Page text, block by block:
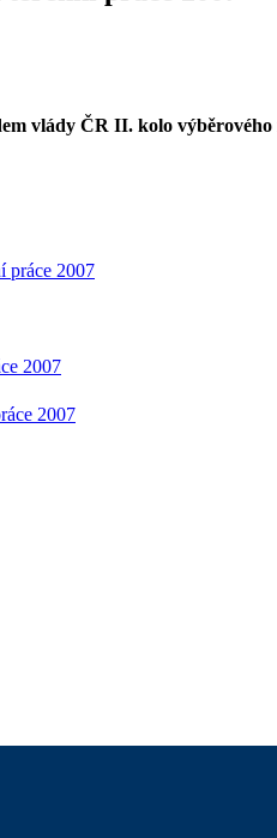
vlády ČR II. kolo
práce 2007
2007
2007